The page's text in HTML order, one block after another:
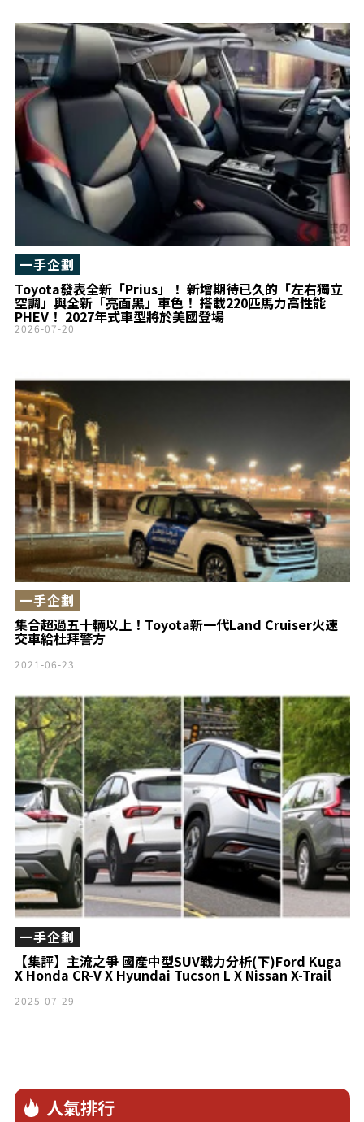
Toyota發表全新「Prius」！ 新增期待已久的「左右獨立
空調」與全新「亮面黑」車色！ 搭載220匹馬力高性能
PHEV！ 2027年式車型將於美國登場
一手企劃
2026-07-20
集合超過五十輛以上！Toyota新一代Land Cruiser火速
交車給杜拜警方
一手企劃
2021-06-23
【集評】主流之爭 國產中型SUV戰力分析(下)Ford Kuga
X Honda CR-V X Hyundai Tucson L X Nissan X-Trail
一手企劃
2025-07-29
人氣排行